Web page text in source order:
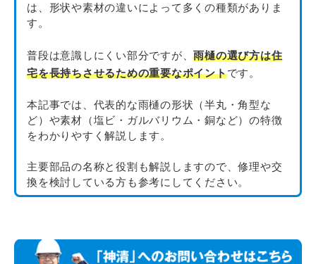
は、形状や素材の違いによって多くの種類がありま
す。
普段は意識しにくい部分ですが、雨樋の選び方は住
宅を長持ちさせるための重要なポイントです。
本記事では、代表的な雨樋の形状（半丸・角型な
ど）や素材（塩ビ・ガルバリウム・銅など）の特徴
をわかりやすく解説します。
主要部品の名称と役割も解説しますので、修理や交
換を検討している方も参考にしてください。